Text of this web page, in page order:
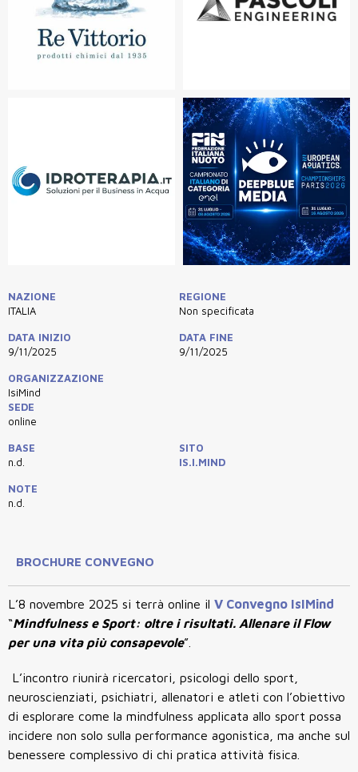
NAZIONE
ITALIA
REGIONE
Non specificata
DATA INIZIO
9/11/2025
DATA FINE
9/11/2025
ORGANIZZAZIONE
IsiMind
SEDE
online
BASE
n.d.
SITO
IS.I.MIND
NOTE
n.d.
BROCHURE CONVEGNO
L’8 novembre 2025 si terrà online il V Convegno IsIMind
“Mindfulness e Sport: oltre i risultati. Allenare il Flow
per una vita più consapevole”.
L’incontro riunirà ricercatori, psicologi dello sport,
neuroscienziati, psichiatri, allenatori e atleti con l’obiettivo
di esplorare come la mindfulness applicata allo sport possa
incidere non solo sulla performance agonistica, ma anche sul
benessere complessivo di chi pratica attività fisica.